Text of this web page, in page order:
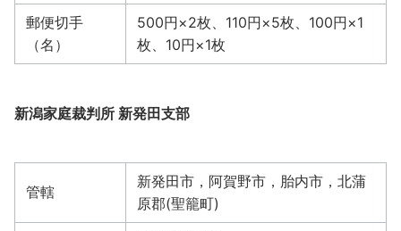
郵便切手
（名）
500円×2枚、110円×5枚、100円×1
枚、10円×1枚
新潟家庭裁判所 新発田支部
管轄
新発田市，阿賀野市，胎内市，北蒲
原郡(聖籠町)